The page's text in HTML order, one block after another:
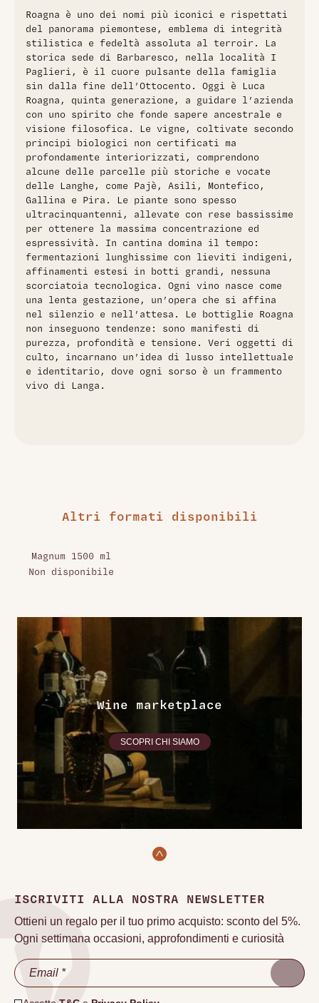
spontanea e una lunga macerazione a cappello sommerso.
L'affinamento si protrae per 5 anni in botti di rovere neutro,
permettendo al vino di sviluppare complessità e armonia. Al
naso, si distinguono aromi di fiori viola, rosa pressata,
cuoio nuovo, sottobosco e spezie scure. In bocca, il vino
offre un equilibrio perfetto tra eleganza e struttura, con
sapori di ciliegia marasca, lampone, tartufo e anice stellato,
culminando in un finale lungo e raffinato. Un Barbaresco di
rara bellezza, destinato a una lunga vita in bottiglia.
Roagna è uno dei nomi più iconici e rispettati
del panorama piemontese, emblema di integrità
stilistica e fedeltà assoluta al terroir. La
storica sede di Barbaresco, nella località I
Paglieri, è il cuore pulsante della famiglia
sin dalla fine dell’Ottocento. Oggi è Luca
Roagna, quinta generazione, a guidare l’azienda
con uno spirito che fonde sapere ancestrale e
visione filosofica. Le vigne, coltivate secondo
principi biologici non certificati ma
profondamente interiorizzati, comprendono
alcune delle parcelle più storiche e vocate
delle Langhe, come Pajè, Asili, Montefico,
Gallina e Pira. Le piante sono spesso
ultracinquantenni, allevate con rese bassissime
per ottenere la massima concentrazione ed
espressività. In cantina domina il tempo:
fermentazioni lunghissime con lieviti indigeni,
affinamenti estesi in botti grandi, nessuna
scorciatoia tecnologica. Ogni vino nasce come
una lenta gestazione, un’opera che si affina
nel silenzio e nell’attesa. Le bottiglie Roagna
non inseguono tendenze: sono manifesti di
purezza, profondità e tensione. Veri oggetti di
culto, incarnano un’idea di lusso intellettuale
e identitario, dove ogni sorso è un frammento
vivo di Langa.
Altri formati disponibili
Magnum 1500 ml
Non disponibile
Wine marketplace
SCOPRI CHI SIAMO
ISCRIVITI ALLA NOSTRA NEWSLETTER
Ottieni un regalo per il tuo primo acquisto: sconto del 5%.
Ogni settimana occasioni, approfondimenti e curiosità